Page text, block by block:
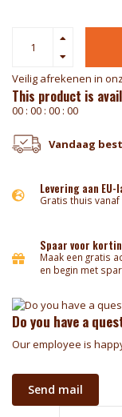
Veilig afrekenen in
This product is
00 : 00 : 00 : 00
Vandaag
Levering aan EU-
Gratis thuis vanaf
Spaar voor
Maak een gratis
en begin met
Do you have a
Our employee is
Send mail